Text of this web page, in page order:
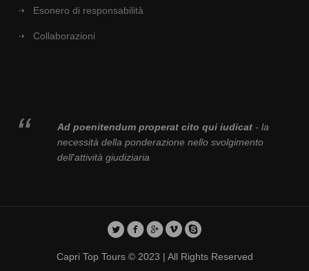
Esonero di responsabilità
Collaborazioni
Ad poenitendum properat cito qui iudicat- la
necessità della ponderazione nello svolgimento
dell'attività giudiziaria
Capri Top Tours © 2023 | All Rights Reserved